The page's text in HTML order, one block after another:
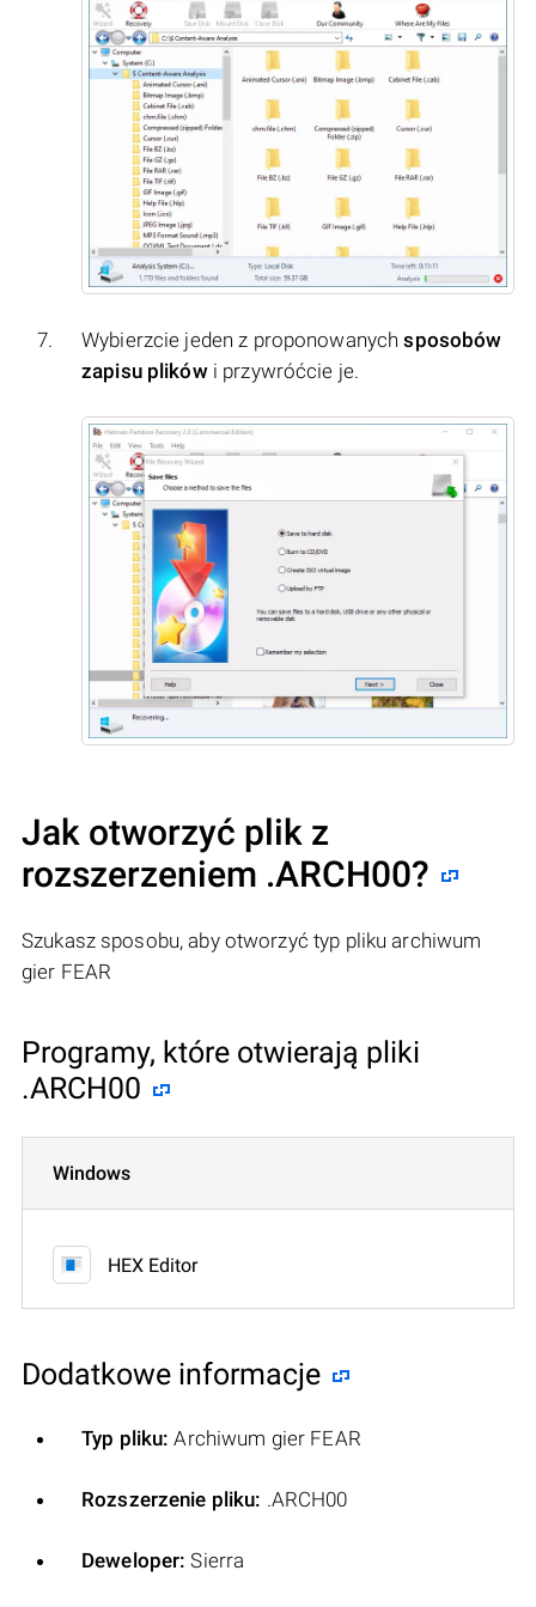
Wybierzcie jeden z proponowanychsposobów
zapisu plikówi przywróćcie je.
Jak otworzyć plik z
rozszerzeniem .ARCH00?
Szukasz sposobu, aby otworzyć typ pliku archiwum
gier FEAR
Programy, które otwierają pliki
.ARCH00
Windows
HEX Editor
Dodatkowe informacje
Typ pliku: Archiwum gier FEAR
Rozszerzenie pliku: .ARCH00
Deweloper: Sierra